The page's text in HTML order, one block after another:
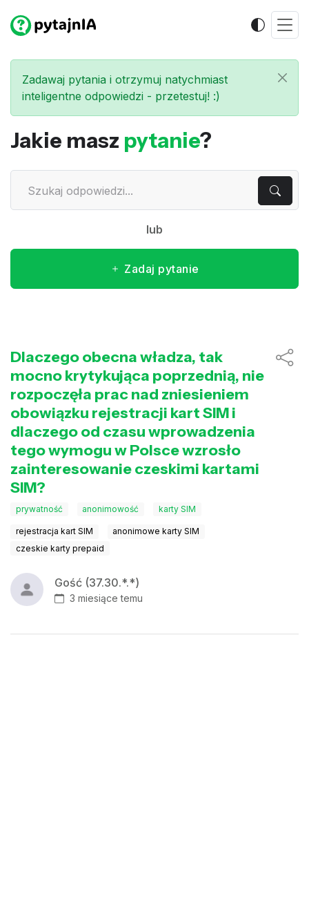
Zadawaj pytania i otrzymuj natychmiast
inteligentne odpowiedzi - przetestuj! :)
Jakie masz pytanie?
lub
Zadaj pytanie
Dlaczego obecna władza, tak
mocno krytykująca poprzednią, nie
rozpoczęła prac nad zniesieniem
obowiązku rejestracji kart SIM i
dlaczego od czasu wprowadzenia
tego wymogu w Polsce wzrosło
zainteresowanie czeskimi kartami
SIM?
prywatność anonimowość karty SIM
rejestracja kart SIM
anonimowe karty SIM
czeskie karty prepaid
Gość (37.30.*.*)
3 miesiące temu